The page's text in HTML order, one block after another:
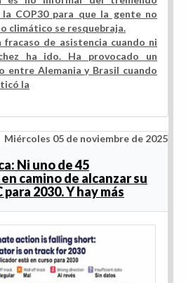
COP30 para que la gente no
climático se resquebraja.
fracaso de asistencia cuando ni
ha ido. Ha provocado un
entre Alemania y Brasil cuando
la
Miércoles 05 de noviembre de 2025
Ni uno de 45
camino de alcanzar su
2030. Y hay más